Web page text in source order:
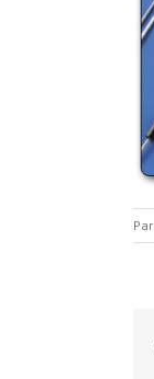
Par